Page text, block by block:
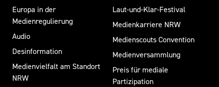
Europa in der
Medienregulierung
Audio
Desinformation
Medienvielfalt am Standort
NRW
Laut-und-Klar-Festival
Medienkarriere NRW
Medienscouts Convention
Medienversammlung
Preis für mediale
Partizipation